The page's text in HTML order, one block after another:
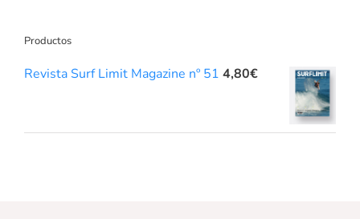
Productos
Revista Surf Limit Magazine nº 51 4,80€